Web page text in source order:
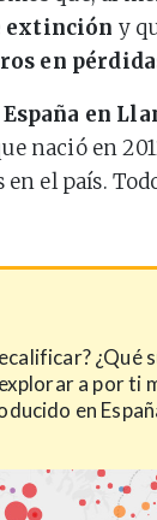
extinción y
en
España en
nació en
el país.
¿Qué
a por ti
en